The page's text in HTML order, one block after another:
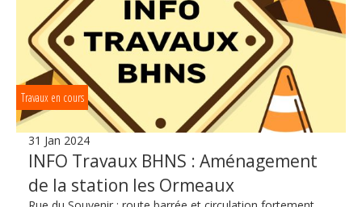
Travaux en cours
31 Jan 2024
INFO Travaux BHNS : Aménagement
de la station les Ormeaux